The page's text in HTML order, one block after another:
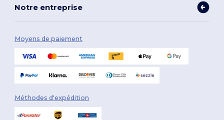
Notre entreprise
Moyens de paiement
Méthodes d'expédition